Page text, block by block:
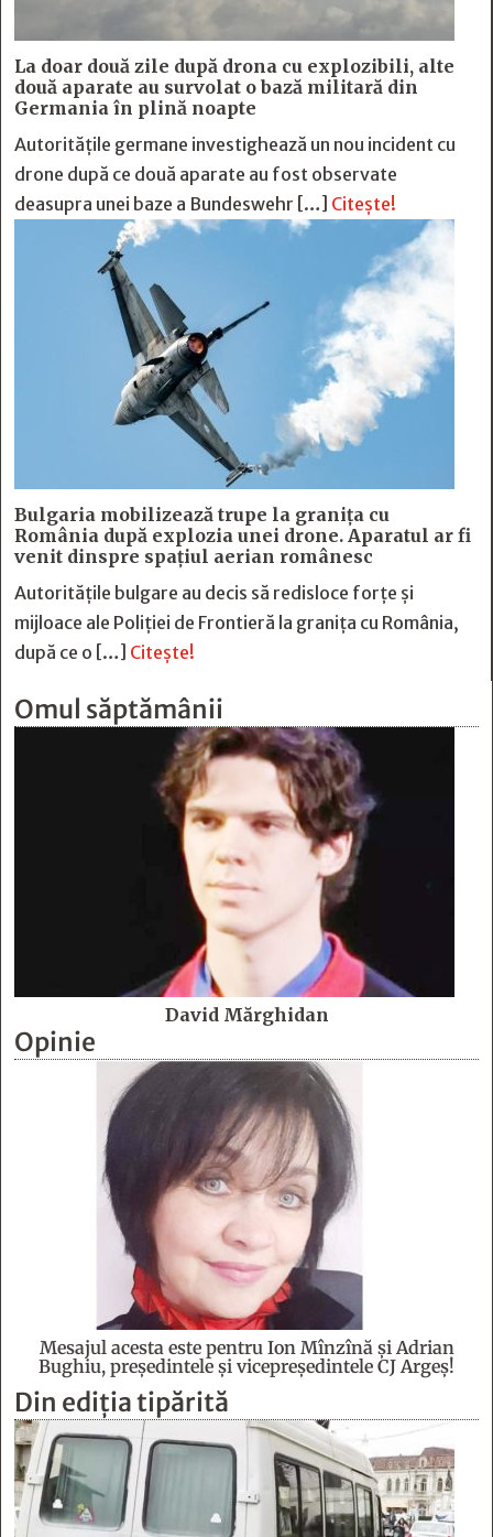
La doar două zile după drona cu explozibili, alte
două aparate au survolat o bază militară din
Germania în plină noapte
Autoritățile germane investighează un nou incident cu
drone după ce două aparate au fost observate
deasupra unei baze a Bundeswehr […] Citește!
Bulgaria mobilizează trupe la granița cu
România după explozia unei drone. Aparatul ar fi
venit dinspre spațiul aerian românesc
Autoritățile bulgare au decis să redisloce forțe și
mijloace ale Poliției de Frontieră la granița cu România,
după ce o […] Citește!
Omul săptămânii
David Mărghidan
Opinie
Mesajul acesta este pentru Ion Mînzînă şi Adrian
Bughiu, preşedintele şi vicepreşedintele CJ Argeş!
Din ediția tipărită